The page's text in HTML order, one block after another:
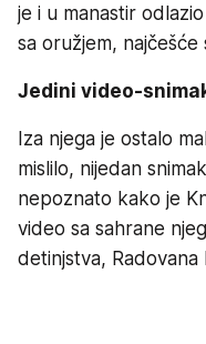
je i u manastir
sa oružjem,
Jedini video-
Iza njega je ostalo
mislilo, nijedan
nepoznato kako je
video sa sahrane
detinjstva, Radovana